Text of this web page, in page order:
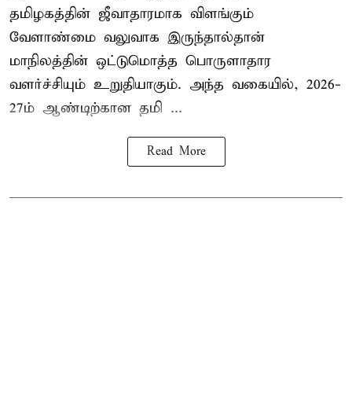
தமிழகத்தின் ஜீவாதாரமாக விளங்கும்
வேளாண்மை வலுவாக இருந்தால்தான்
மாநிலத்தின் ஒட்டுமொத்த பொருளாதார
வளர்ச்சியும் உறுதியாகும். அந்த வகையில், 2026-
27ம் ஆண்டிற்கான தமி ...
Read More